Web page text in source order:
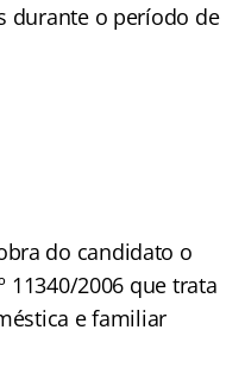
durante o período de
do candidato o
11340/2006 que trata
e familiar